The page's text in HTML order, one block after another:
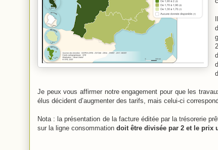
Je peux vous affirmer notre engagement pour que les
élus décident d’augmenter des tarifs, mais celui-ci
Nota : la présentation de la facture éditée par la trésorerie
sur la ligne consommation doit être divisée par 2 et le prix